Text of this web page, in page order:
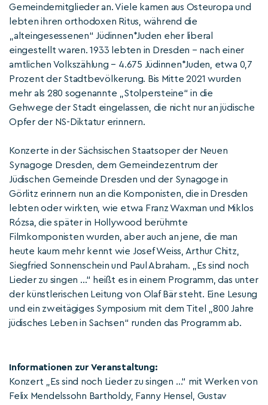
Gemeindemitglieder an. Viele kamen aus Osteuropa und
lebten ihren orthodoxen Ritus, während die
„alteingesessenen“ Jüdinnen*Juden eher liberal
eingestellt waren. 1933 lebten in Dresden – nach einer
amtlichen Volkszählung – 4.675 Jüdinnen*Juden, etwa 0,7
Prozent der Stadtbevölkerung. Bis Mitte 2021 wurden
mehr als 280 sogenannte „Stolpersteine“ in die
Gehwege der Stadt eingelassen, die nicht nur an jüdische
Opfer der NS-Diktatur erinnern.
Konzerte in der Sächsischen Staatsoper der Neuen
Synagoge Dresden, dem Gemeindezentrum der
Jüdischen Gemeinde Dresden und der Synagoge in
Görlitz erinnern nun an die Komponisten, die in Dresden
lebten oder wirkten, wie etwa Franz Waxman und Miklos
Rózsa, die später in Hollywood berühmte
Filmkomponisten wurden, aber auch an jene, die man
heute kaum mehr kennt wie Josef Weiss, Arthur Chitz,
Siegfried Sonnenschein und Paul Abraham. „Es sind noch
Lieder zu singen …“ heißt es in einem Programm, das unter
der künstlerischen Leitung von Olaf Bär steht. Eine Lesung
und ein zweitägiges Symposium mit dem Titel „800 Jahre
jüdisches Leben in Sachsen“ runden das Programm ab.
Informationen zur Veranstaltung:
Konzert „Es sind noch Lieder zu singen …“ mit Werken von
Felix Mendelssohn Bartholdy, Fanny Hensel, Gustav